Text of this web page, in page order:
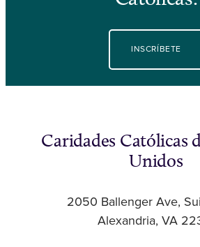
INSCRÍBETE
Caridades Católicas
Unidos
2050 Ballenger Ave,
Alexandria, VA